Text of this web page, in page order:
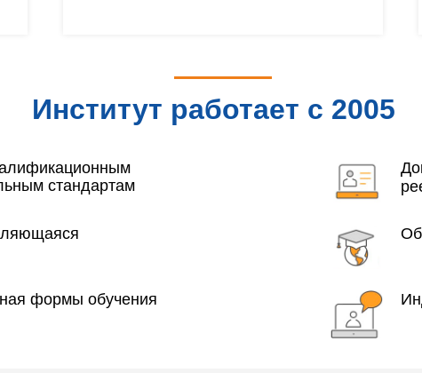
Институт работает с 2005
стандартам
формы обучения